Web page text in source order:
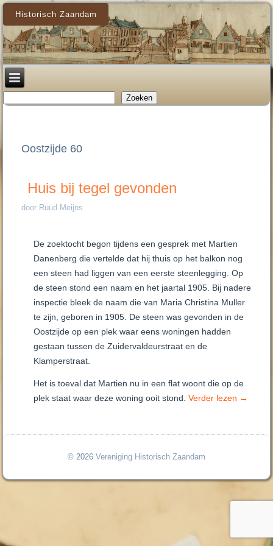
Historisch Zaandam
Zoeken
Oostzijde 60
Huis bij tegel gevonden
door Ruud Meijns
De zoektocht begon tijdens een gesprek met Martien
Danenberg die vertelde dat hij thuis op het balkon nog
een steen had liggen van een eerste steenlegging. Op
de steen stond een naam en het jaartal 1905. Bij nadere
inspectie bleek de naam die van Maria Christina Muller
te zijn, geboren in 1905. De steen was gevonden in de
Oostzijde op een plek waar eens woningen hadden
gestaan tussen de Zuidervaldeurstraat en de
Klamperstraat.
Het is toeval dat Martien nu in een flat woont die op de
plek staat waar deze woning ooit stond.Verder lezen →
© 2026 Vereniging Historisch Zaandam